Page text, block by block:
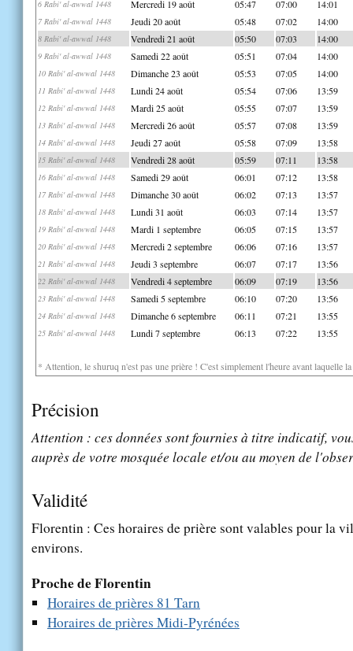
6 Rabi' al-awwal 1448 Mercredi 19 août 05:47 07:00 14:01
7 Rabi' al-awwal 1448 Jeudi 20 août 05:48 07:02 14:00
8 Rabi' al-awwal 1448 Vendredi 21 août 05:50 07:03 14:00
9 Rabi' al-awwal 1448 Samedi 22 août 05:51 07:04 14:00
10 Rabi' al-awwal 1448 Dimanche 23 août 05:53 07:05 14:00
11 Rabi' al-awwal 1448 Lundi 24 août 05:54 07:06 13:59
12 Rabi' al-awwal 1448 Mardi 25 août 05:55 07:07 13:59
13 Rabi' al-awwal 1448 Mercredi 26 août 05:57 07:08 13:59
14 Rabi' al-awwal 1448 Jeudi 27 août 05:58 07:09 13:58
15 Rabi' al-awwal 1448 Vendredi 28 août 05:59 07:11 13:58
16 Rabi' al-awwal 1448 Samedi 29 août 06:01 07:12 13:58
17 Rabi' al-awwal 1448 Dimanche 30 août 06:02 07:13 13:57
18 Rabi' al-awwal 1448 Lundi 31 août 06:03 07:14 13:57
19 Rabi' al-awwal 1448 Mardi 1 septembre 06:05 07:15 13:57
20 Rabi' al-awwal 1448 Mercredi 2 septembre 06:06 07:16 13:57
21 Rabi' al-awwal 1448 Jeudi 3 septembre 06:07 07:17 13:56
22 Rabi' al-awwal 1448 Vendredi 4 septembre 06:09 07:19 13:56
23 Rabi' al-awwal 1448 Samedi 5 septembre 06:10 07:20 13:56
24 Rabi' al-awwal 1448 Dimanche 6 septembre 06:11 07:21 13:55
25 Rabi' al-awwal 1448 Lundi 7 septembre 06:13 07:22 13:55
* Attention, le shuruq n'est pas une prière ! C'est simplement l'heure avant laquelle
Précision
Attention : ces données sont fournies à titre indicatif,
auprès de votre mosquée locale et/ou au moyen de
Validité
Florentin : Ces horaires de prière sont valables pour la
environs.
Proche de Florentin
Horaires de prières 81 Tarn
Horaires de prières Midi-Pyrénées